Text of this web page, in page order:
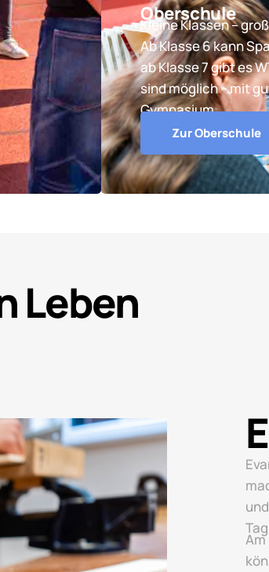
Oberschule
Kleine Klassen –
Ab Klasse 6 kann
ab Klasse 7 gibt es
sind möglich – mit
Gymnasium.
Zur Oberschule
Leben
E